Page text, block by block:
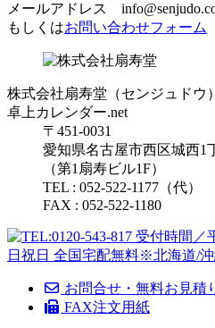
メールアドレス
もしくはお問い合わせフォーム
株式会社扇寿堂（センジュドウ）
卓上カレンダー.net
〒451-0031
愛知県名古屋市西区城西1
（第1扇寿ビル1F）
TEL : 052-522-1177（代）
FAX : 052-522-1180
お問合せ・無料お見積
FAX注文用紙